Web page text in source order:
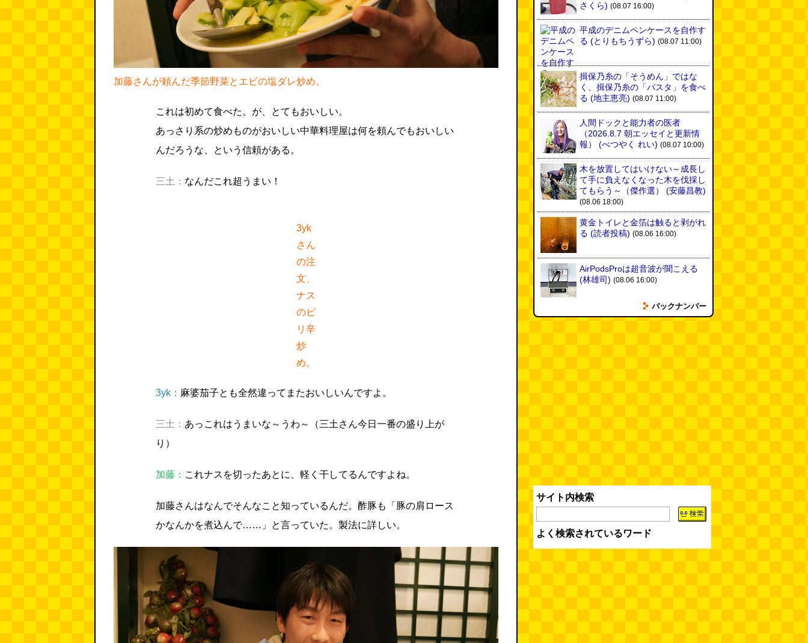
加藤さんが頼んだ季節野菜とエビの塩ダレ炒め。
これは初めて食べた。が、とてもおいしい。
あっさり系の炒めものがおいしい中華料理屋は何を頼んでもおいしい
んだろうな、という信頼がある。
三土： なんだこれ超うまい！
3yk
さん
の注
文、
ナス
のピ
リ辛
炒
め。
3yk： 麻婆茄子とも全然違ってまたおいしいんですよ。
三土： あっこれはうまいな～うわ～（三土さん今日一番の盛り上が
り）
加藤： これナスを切ったあとに、軽く干してるんですよね。
加藤さんはなんでそんなこと知っているんだ。酢豚も「豚の肩ロース
かなんかを煮込んで……」と言っていた。製法に詳しい。
さくら) (08.07 16:00)
平成のデニムペンケースを自作す
る (とりもちうずら) (08.07 11:00)
揖保乃糸の「そうめん」ではな
く、揖保乃糸の「パスタ」を食べ
る (地主恵亮) (08.07 11:00)
人間ドックと能力者の医者
（2026.8.7 朝エッセイと更新情
報）
(べつやく れい) (08.07 10:00)
木を放置してはいけない～成長し
て手に負えなくなった木を伐採し
てもらう～（傑作選）
(安藤昌教)
(08.06 18:00)
黄金トイレと金箔は触ると剥がれ
る (読者投稿) (08.06 16:00)
AirPodsProは超音波が聞こえる
(林雄司) (08.06 16:00)
姉がはまったガムランに自分もは
ヘアスタイルが3Dになっている
(08.05
16:00)
バックナンバー
サイト内検索
よく検索されているワード